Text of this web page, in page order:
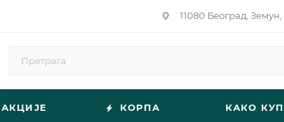
11080 Београд,
АКЦИЈЕ КОРПА КАКО